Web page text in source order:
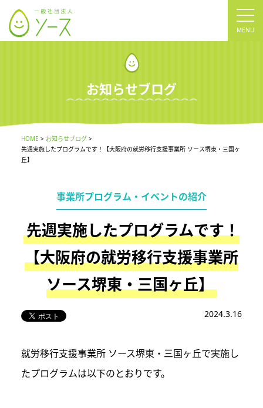
お知らせブログ
HOME
お知らせブログ
先週実施したプログラムです！【大阪府の就労移行支援事業所 ソース堺東・三国ヶ
丘】
事業所プログラム・イベントの紹介
先週実施したプログラムです！
【大阪府の就労移行支援事業所
ソース堺東・三国ヶ丘】
2024.3.16
就労移行支援事業所 ソース堺東・三国ヶ丘で実施し
たプログラムは以下のとおりです。